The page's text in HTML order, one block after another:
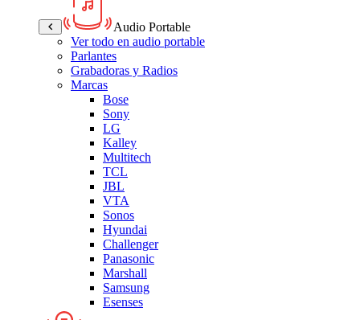
Audio Portable
Ver todo en audio portable
Parlantes
Grabadoras y Radios
Marcas
Bose
Sony
LG
Kalley
Multitech
TCL
JBL
VTA
Sonos
Hyundai
Challenger
Panasonic
Marshall
Samsung
Esenses